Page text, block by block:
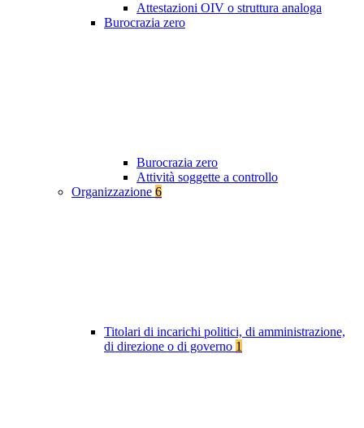
Attestazioni OIV o struttura analoga
Burocrazia zero
Burocrazia zero
Attività soggette a controllo
Organizzazione 6
Titolari di incarichi politici, di amministrazione,
di direzione o di governo 1